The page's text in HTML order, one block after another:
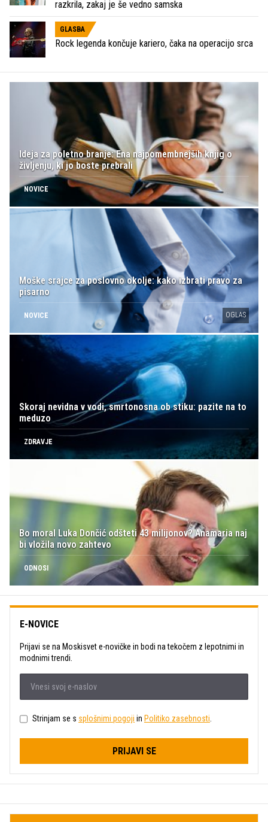
razkrila, zakaj je še vedno samska
GLASBA
Rock legenda končuje kariero, čaka na operacijo srca
Ideja za poletno branje: Ena najpomembnejših knjig o
življenju, ki jo boste prebrali
NOVICE
Moške srajce za poslovno okolje: kako izbrati pravo za
pisarno
NOVICE OGLAS
Skoraj nevidna v vodi, smrtonosna ob stiku: pazite na to
meduzo
ZDRAVJE
Bo moral Luka Dončić odšteti 43 milijonov? Anamaria naj
bi vložila novo zahtevo
ODNOSI
E-NOVICE
Prijavi se na Moskisvet e-novičke in bodi na tekočem z lepotnimi in
modnimi trendi.
Strinjam se s splošnimi pogoji in Politiko zasebnosti.
PRIJAVI SE